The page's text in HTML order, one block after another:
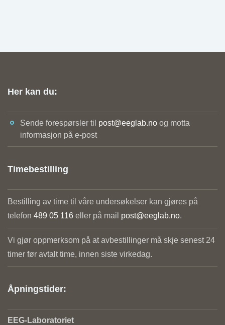
Her kan du:
Sende forespørsler til post@eeglab.no og motta
informasjon på e-post
Timebestilling
Bestilling av time til våre undersøkelser kan gjøres på
telefon 489 05 116 eller på mail post@eeglab.no.
Vi gjør oppmerksom på at avbestillinger må skje senest 24
timer før avtalt time, innen siste virkedag.
Åpningstider:
EEG-Laboratoriet